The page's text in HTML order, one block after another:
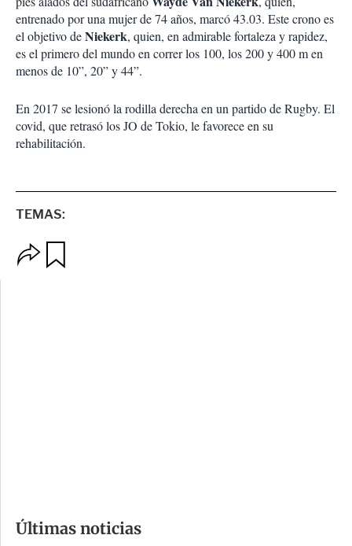
entrenado por una mujer de 74 años, marcó 43.03. Este crono es
el objetivo deNiekerk, quien, en admirable fortaleza y rapidez,
es el primero del mundo en correr los 100, los 200 y 400 m en
menos de 10”, 20” y 44”.
En 2017 se lesionó la rodilla derecha en un partido de Rugby. El
covid, que retrasó los JO de Tokio, le favorece en su
rehabilitación.
TEMAS:
p
p
Últimas noticias